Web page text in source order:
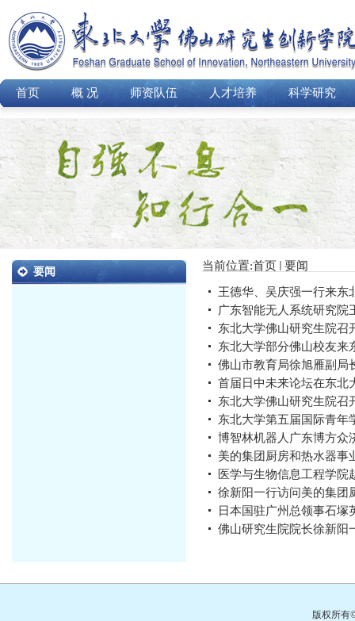
首页 概 况 师资队伍 人才培养 科学研究
要闻 当前位置:首页 要闻
王德华、吴庆强一行来东
广东智能无人系统研究院
东北大学佛山研究生院召
东北大学部分佛山校友来
佛山市教育局徐旭雁副局
首届日中未来论坛在东北
东北大学佛山研究生院召
东北大学第五届国际青年
博智林机器人广东博方众
美的集团厨房和热水器事
医学与生物信息工程学院
徐新阳一行访问美的集团
日本国驻广州总领事石
佛山研究生院院长徐新阳
版权所有